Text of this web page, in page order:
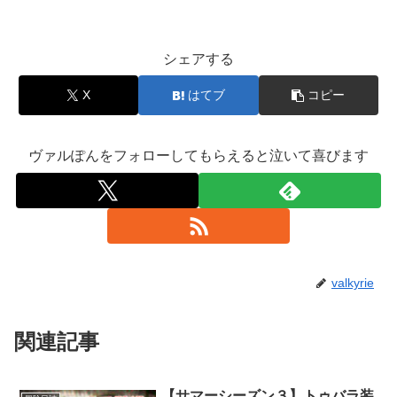
シェアする
X はてブ コピー
ヴァルぽんをフォローしてもらえると泣いて喜びます
valkyrie
関連記事